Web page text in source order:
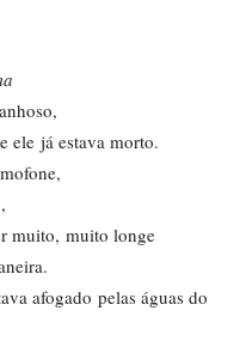
ele já estava morto.
muito, muito longe
afogado pelas águas do